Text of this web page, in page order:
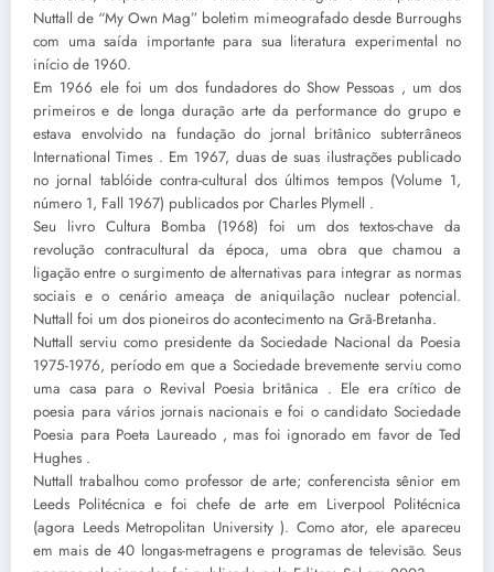
Nuttall de “My Own Mag” boletim mimeografado desde Burroughs
com uma saída importante para sua literatura experimental no
início de 1960.
Em 1966 ele foi um dos fundadores do Show Pessoas , um dos
primeiros e de longa duração arte da performance do grupo e
estava envolvido na fundação do jornal britânico subterrâneos
International Times . Em 1967, duas de suas ilustrações publicado
no jornal tablóide contra-cultural dos últimos tempos (Volume 1,
número 1, Fall 1967) publicados por Charles Plymell .
Seu livro Cultura Bomba (1968) foi um dos textos-chave da
revolução contracultural da época, uma obra que chamou a
ligação entre o surgimento de alternativas para integrar as normas
sociais e o cenário ameaça de aniquilação nuclear potencial.
Nuttall foi um dos pioneiros do acontecimento na Grã-Bretanha.
Nuttall serviu como presidente da Sociedade Nacional da Poesia
1975-1976, período em que a Sociedade brevemente serviu como
uma casa para o Revival Poesia britânica . Ele era crítico de
poesia para vários jornais nacionais e foi o candidato Sociedade
Poesia para Poeta Laureado , mas foi ignorado em favor de Ted
Hughes .
Nuttall trabalhou como professor de arte; conferencista sênior em
Leeds Politécnica e foi chefe de arte em Liverpool Politécnica
(agora Leeds Metropolitan University ). Como ator, ele apareceu
em mais de 40 longas-metragens e programas de televisão. Seus